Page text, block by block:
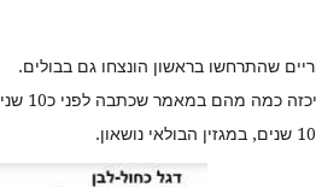
שהתרחשו בראשון הונצחו גם בבולים.
מהם במאמר שכתבה לפני כ10 שנים, במגזין הבולאי נושאון